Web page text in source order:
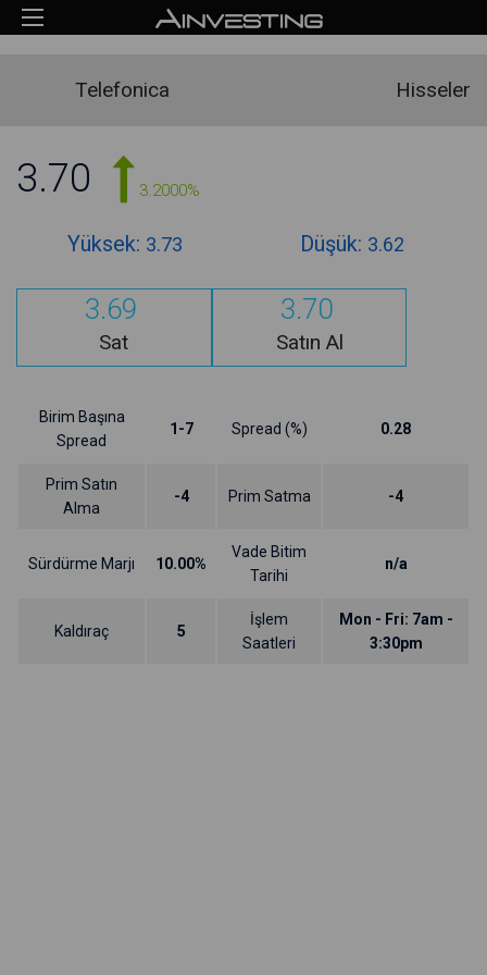
Telefonica Hisseler
3.70 3.2000%
Yüksek: 3.73 Düşük: 3.62
3.69
Sat
3.70
Satın Al
Birim Başına
Spread
1-7 Spread (%) 0.28
Prim Satın
Alma
-4 Prim Satma -4
Sürdürme Marjı 10.00%
Vade Bitim
Tarihi
n/a
Kaldıraç 5
İşlem
Saatleri
Mon - Fri: 7am -
3:30pm